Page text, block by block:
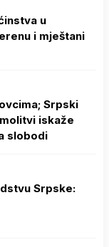
u
i mještani
Srpski
iskaže
slobodi
Srpske: